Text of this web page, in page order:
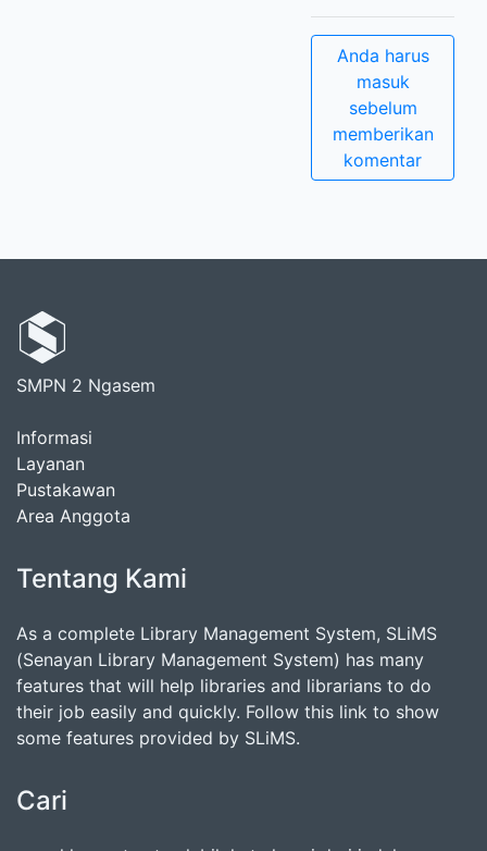
Anda harus
masuk
sebelum
memberikan
komentar
SMPN 2 Ngasem
Informasi
Layanan
Pustakawan
Area Anggota
Tentang Kami
As a complete Library Management System, SLiMS
(Senayan Library Management System) has many
features that will help libraries and librarians to do
their job easily and quickly. Follow this link to show
some features provided by SLiMS.
Cari